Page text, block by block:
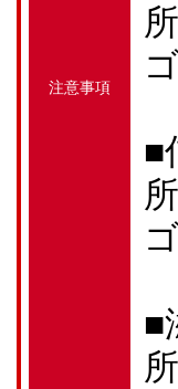
注意事項
■
■